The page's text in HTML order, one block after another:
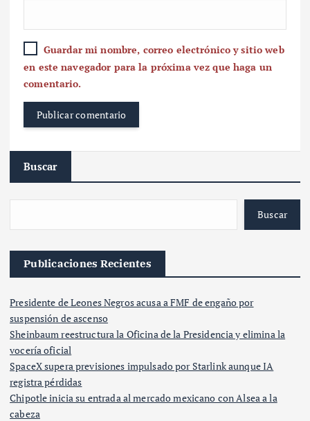
Guardar mi nombre, correo electrónico y sitio web
en este navegador para la próxima vez que haga un
comentario.
Buscar
Buscar
Publicaciones Recientes
Presidente de Leones Negros acusa a FMF de engaño por
suspensión de ascenso
Sheinbaum reestructura la Oficina de la Presidencia y elimina la
vocería oficial
SpaceX supera previsiones impulsado por Starlink aunque IA
registra pérdidas
Chipotle inicia su entrada al mercado mexicano con Alsea a la
cabeza